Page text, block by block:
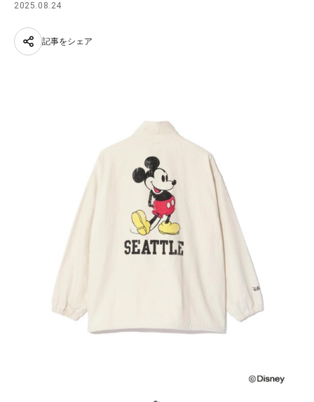
2025.08.24
記事をシェア